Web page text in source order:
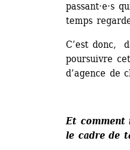
passant·e·s
temps
C’est donc,
poursuivre
d’agence de
Et comment
le cadre de